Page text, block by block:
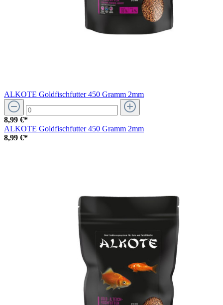
ALKOTE Goldfischfutter 450 Gramm 2mm
8,99 €*
ALKOTE Goldfischfutter 450 Gramm 2mm
8,99 €*